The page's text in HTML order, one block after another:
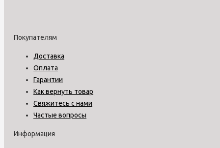
Покупателям
Доставка
Оплата
Гарантии
Как вернуть товар
Свяжитесь с нами
Частые вопросы
Информация